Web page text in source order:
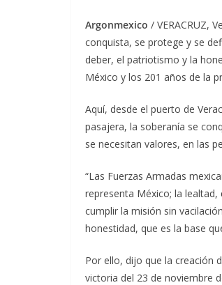
Argonmexico / VERACRUZ,
conquista, se protege y se
deber, el patriotismo y la
México y los 201 años de la
Aquí, desde el puerto de
pasajera, la soberanía se
se necesitan valores, en las
“Las Fuerzas Armadas
representa México; la
cumplir la misión sin
honestidad, que es la base
Por ello, dijo que la creación
victoria del 23 de noviembre